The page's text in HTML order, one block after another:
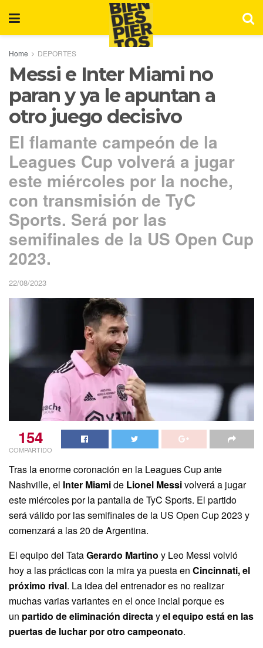
Home DEPORTES
Messi e Inter Miami no
paran y ya le apuntan a
otro juego decisivo
El flamante campeón de la
Leagues Cup volverá a jugar
este miércoles por la noche,
con transmisión de TyC
Sports. Será por las
semifinales de la US Open Cup
2023.
22/08/2023
154
COMPARTIDO
Tras la enorme coronación en la Leagues Cup ante
Nashville, el Inter Miamide Lionel Messivolverá a jugar
este miércoles por la pantalla de TyC Sports. El partido
será válido por las semifinales de la US Open Cup 2023 y
comenzará a las 20 de Argentina.
El equipo del TataGerardo Martino y Leo Messi volvió
hoy a las prácticas con la mira ya puesta en Cincinnati, el
próximo rival. La idea del entrenador es no realizar
muchas varias variantes en el once incial porque es
un partido de eliminación directayel equipo está en las
puertas de luchar por otro campeonato.